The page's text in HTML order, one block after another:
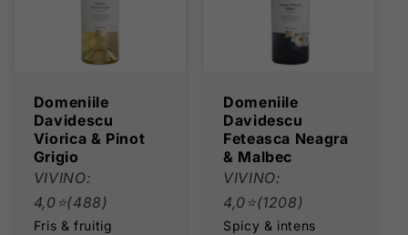
Domeniile
Davidescu
Viorica & Pinot
Grigio
VIVINO:
4,0⭐(488)
Fris & fruitig
Domeniile
Davidescu
Feteasca Neagra
& Malbec
VIVINO:
4,0⭐(1208)
Spicy & intens